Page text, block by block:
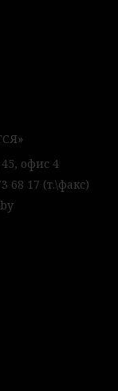
офис 4
68 17 (т.\факс)